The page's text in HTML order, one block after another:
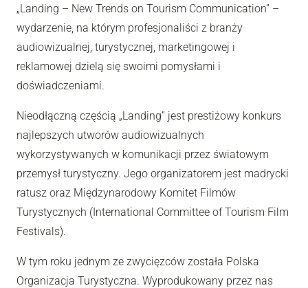
„Landing – New Trends on Tourism Communication” –
wydarzenie, na którym profesjonaliści z branży
audiowizualnej, turystycznej, marketingowej i
reklamowej dzielą się swoimi pomysłami i
doświadczeniami.
Nieodłączną częścią „Landing” jest prestiżowy konkurs
najlepszych utworów audiowizualnych
wykorzystywanych w komunikacji przez światowym
przemysł turystyczny. Jego organizatorem jest madrycki
ratusz oraz Międzynarodowy Komitet Filmów
Turystycznych (International Committee of Tourism Film
Festivals).
W tym roku jednym ze zwycięzców została Polska
Organizacja Turystyczna. Wyprodukowany przez nas